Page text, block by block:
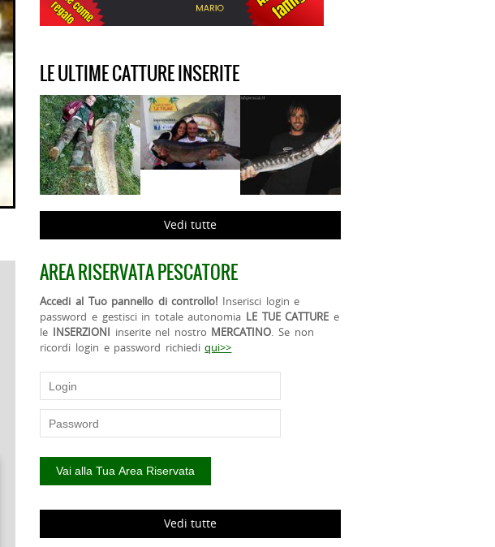
LE ULTIME CATTURE INSERITE
Vedi tutte
AREA RISERVATA PESCATORE
Accedi al Tuo pannello di controllo! Inserisci login e
password e gestisci in totale autonomia LE TUE CATTURE e
le INSERZIONI inserite nel nostro MERCATINO. Se non
ricordi login e password richiediqui>>
Vedi tutte